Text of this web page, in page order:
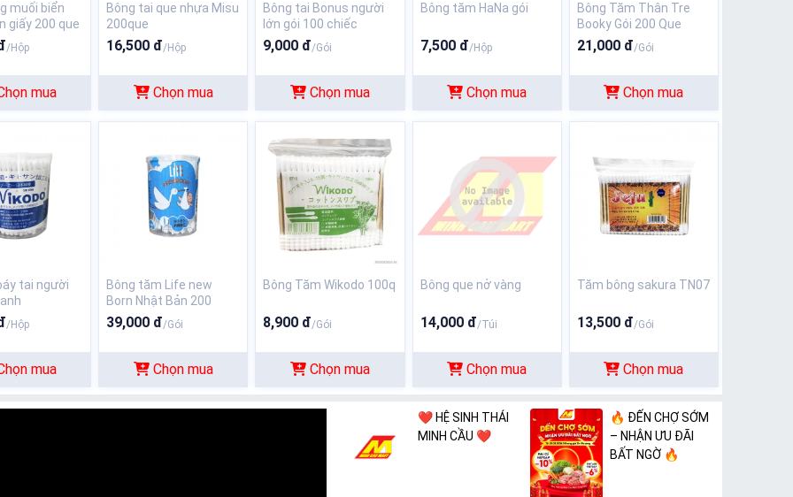
muối biển
giấy 200 que
/Hộp
mua
Bông tai que nhựa Misu
200que
16,500 đ/Hộp
Chọn mua
Bông tai Bonus người
lớn gói 100 chiếc
9,000 đ/Gói
Chọn mua
Bông tăm HaNa gói
7,500 đ/Hộp
Chọn mua
Bông Tăm Thân Tre
Booky Gói 200 Que
21,000 đ/Gói
Chọn mua
tai người
/Hộp
mua
Bông tăm Life new
Born Nhật Bản 200
39,000 đ/Gói
Chọn mua
Bông Tăm Wikodo 100q
8,900 đ/Gói
Chọn mua
Bông que nở vàng
14,000 đ/Túi
Chọn mua
Tăm bông sakura TN07
13,500 đ/Gói
Chọn mua
❤️ HỆ SINH THÁI
MINH CẦU ❤️
🔥 ĐẾN CHỢ SỚM
– NHẬN ƯU ĐÃI
BẤT NGỜ 🔥